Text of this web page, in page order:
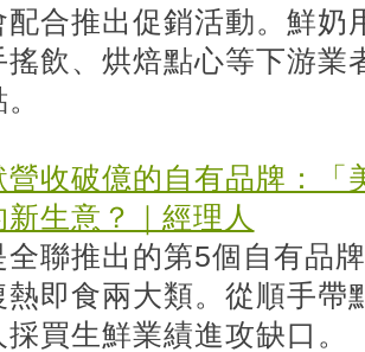
配合推出促銷活動。鮮奶
搖飲、烘焙點心等下游業
營收破億的自有品牌：「
生意？｜經理人
全聯推出的第5個自有品
熱即食兩大類。從順手帶
買生鮮業績進攻缺口。